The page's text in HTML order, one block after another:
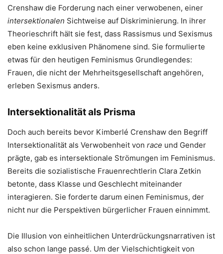
Crenshaw die Forderung nach einer verwobenen, einer
intersektionalen Sichtweise auf Diskriminierung. In ihrer
Theorieschrift hält sie fest, dass Rassismus und Sexismus
eben keine exklusiven Phänomene sind. Sie formulierte
etwas für den heutigen Feminismus Grundlegendes:
Frauen, die nicht der Mehrheitsgesellschaft angehören,
erleben Sexismus anders.
Intersektionalität als Prisma
Doch auch bereits bevor Kimberlé Crenshaw den Begriff
Intersektionalität als Verwobenheit von race und Gender
prägte, gab es intersektionale Strömungen im Feminismus.
Bereits die sozialistische Frauenrechtlerin Clara Zetkin
betonte, dass Klasse und Geschlecht miteinander
interagieren. Sie forderte darum einen Feminismus, der
nicht nur die Perspektiven bürgerlicher Frauen einnimmt.
Die Illusion von einheitlichen Unterdrückungsnarrativen ist
also schon lange passé. Um der Vielschichtigkeit von